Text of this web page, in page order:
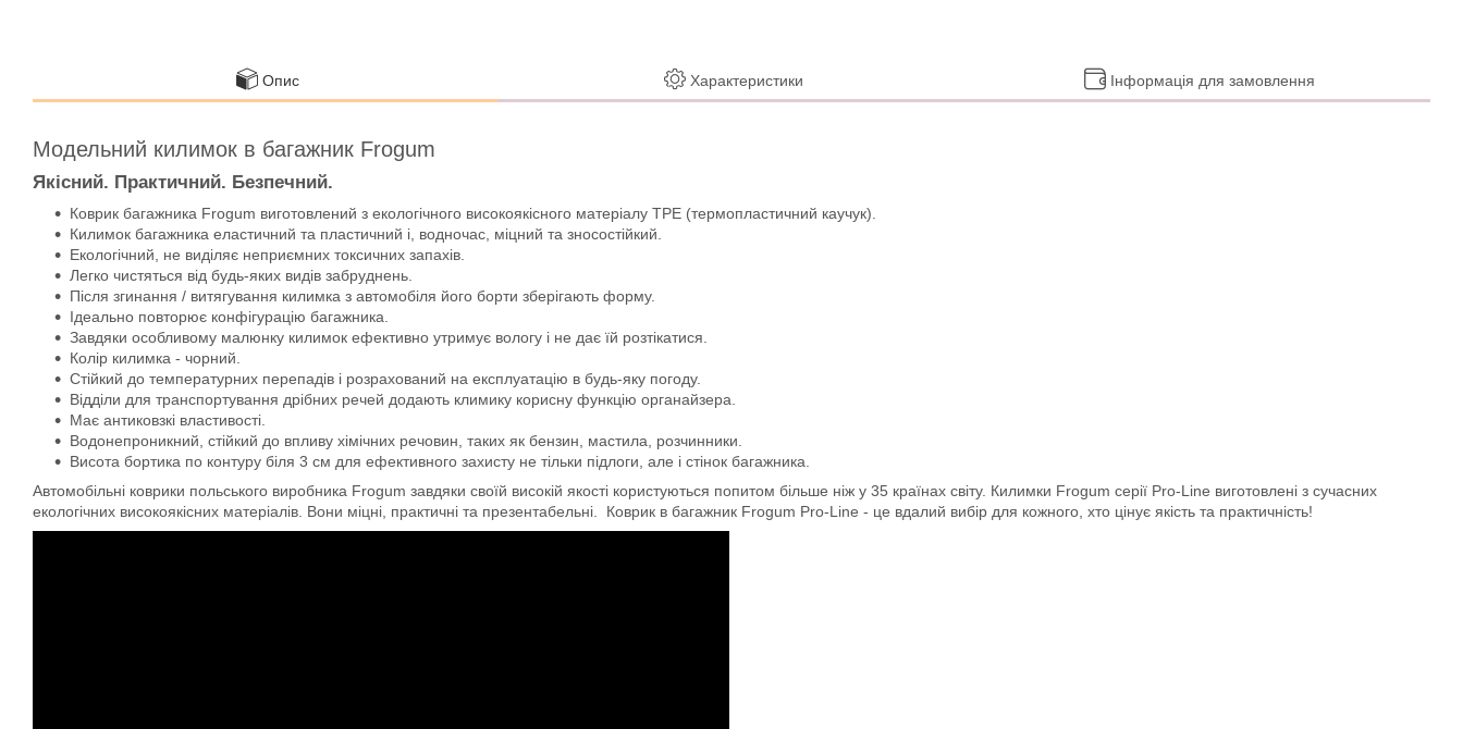
Опис Характеристики Інформація для замовлення
Модельний килимок в багажник Frogum
Якісний. Практичний. Безпечний.
Коврик багажника Frogum виготовлений з екологічного високоякісного матеріалу TPE (термопластичний каучук).
Килимок багажника еластичний та пластичний і, водночас, міцний та зносостійкий.
Екологічний, не виділяє неприємних токсичних запахів.
Легко чистяться від будь-яких видів забруднень.
Після згинання / витягування килимка з автомобіля його борти зберігають форму.
Ідеально повторює конфігурацію багажника.
Завдяки особливому малюнку килимок ефективно утримує вологу і не дає їй розтікатися.
Колір килимка - чорний.
Стійкий до температурних перепадів і розрахований на експлуатацію в будь-яку погоду.
Відділи для транспортування дрібних речей додають климику корисну функцію органайзера.
Має антиковзкі властивості.
Водонепроникний, стійкий до впливу хімічних речовин, таких як бензин, мастила, розчинники.
Висота бортика по контуру біля 3 см для ефективного захисту не тільки підлоги, але і стінок багажника.
Автомобільні коврики польського виробника Frogum завдяки своїй високій якості користуються попитом більше ніж у 35 країнах світу. Килимки Frogum серії Pro-Line виготовлені з сучасних
екологічних високоякісних матеріалів. Вони міцні, практичні та презентабельні. Коврик в багажник Frogum Pro-Line - це вдалий вибір для кожного, хто цінує якість та практичність!